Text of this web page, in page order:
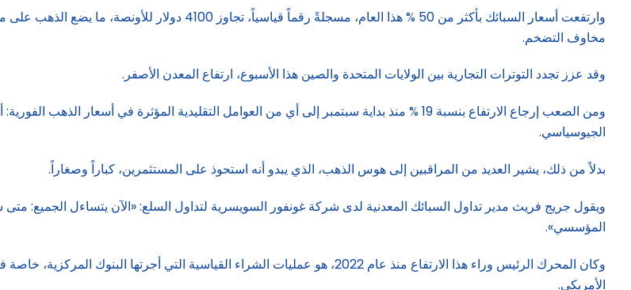
مخاوف التضخم.
وقد عزز تجدد التوترات التجارية بين الولايات المتحدة والصين هذا الأسبوع، ارتفاع المعدن الأصفر.
ومن الصعب إرجاع الارتفاع بنسبة 19 % منذ بداية سبتمبر إلى أي من العوامل التقليدية المؤثرة في
الجيوسياسي.
بدلاً من ذلك، يشير العديد من المراقبين إلى هوس الذهب، الذي يبدو أنه استحوذ على المستثمرين، كباراً وصغاراً.
ويقول جريج فريث مدير تداول السبائك المعدنية لدى شركة غونفور السويسرية لتداول السلع: «الآن يتساءل
المؤسسي».
وكان المحرك الرئيس وراء هذا الارتفاع منذ عام 2022، هو عمليات الشراء القياسية التي
الأمريكي.